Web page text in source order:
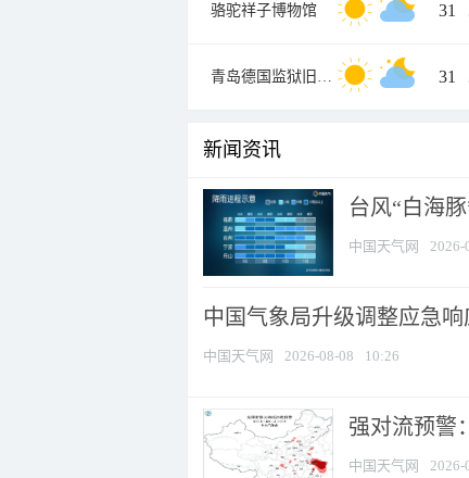
骆驼祥子博物馆 31
青岛德国监狱旧址博物馆 31
新闻资讯
台风“白海
中国天气网 2026-
中国气象局升级调整应急
中国天气网 2026-08-08 10:26
强对流预警
中国天气网 2026-